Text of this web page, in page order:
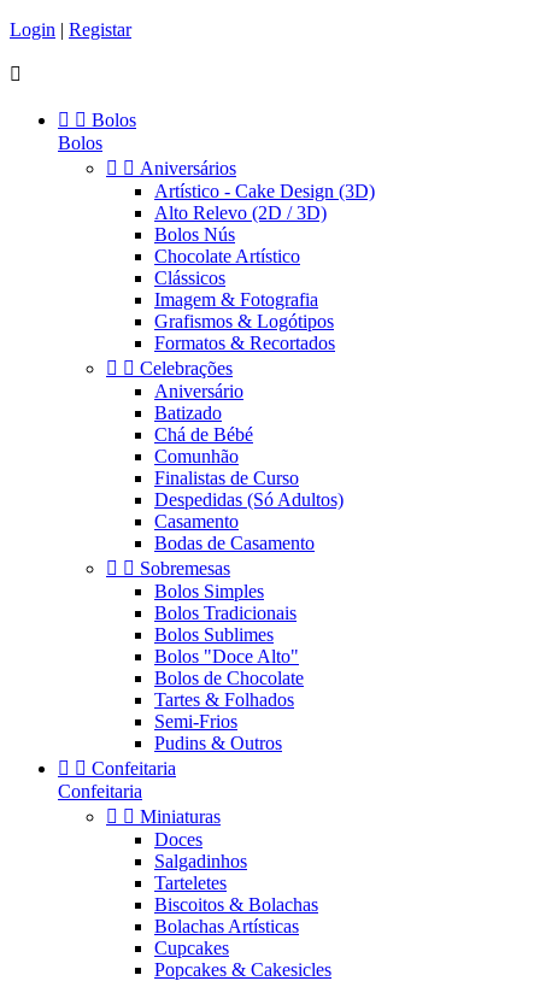
Login | Registar

  Bolos
Bolos
  Aniversários
Artístico - Cake Design (3D)
Alto Relevo (2D / 3D)
Bolos Nús
Chocolate Artístico
Clássicos
Imagem & Fotografia
Grafismos & Logótipos
Formatos & Recortados
  Celebrações
Aniversário
Batizado
Chá de Bébé
Comunhão
Finalistas de Curso
Despedidas (Só Adultos)
Casamento
Bodas de Casamento
  Sobremesas
Bolos Simples
Bolos Tradicionais
Bolos Sublimes
Bolos "Doce Alto"
Bolos de Chocolate
Tartes & Folhados
Semi-Frios
Pudins & Outros
  Confeitaria
Confeitaria
  Miniaturas
Doces
Salgadinhos
Tarteletes
Biscoitos & Bolachas
Bolachas Artísticas
Cupcakes
Popcakes & Cakesicles